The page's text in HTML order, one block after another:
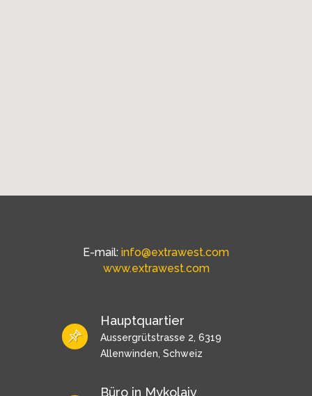
E-mail: info@extrawest.com
www.extrawest.com
Hauptquartier
Aussergrütstrasse 2, 6319
Allenwinden, Schweiz
Büro in Mykolaiv